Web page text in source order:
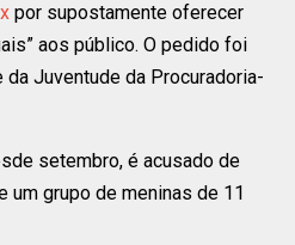
por supostamente oferecer
aos público. O pedido foi
Juventude da Procuradoria-
setembro, é acusado de
grupo de meninas de 11